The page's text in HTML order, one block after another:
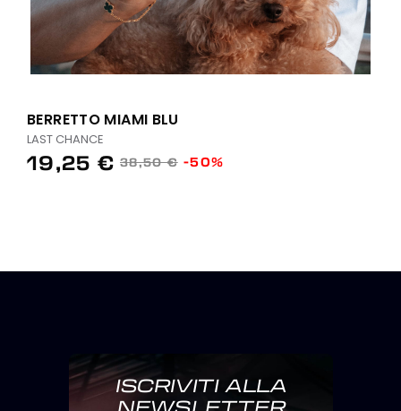
BERRETTO MIAMI BLU
LAST CHANCE
19,25 € 38,50 € -50%
ISCRIVITI ALLA